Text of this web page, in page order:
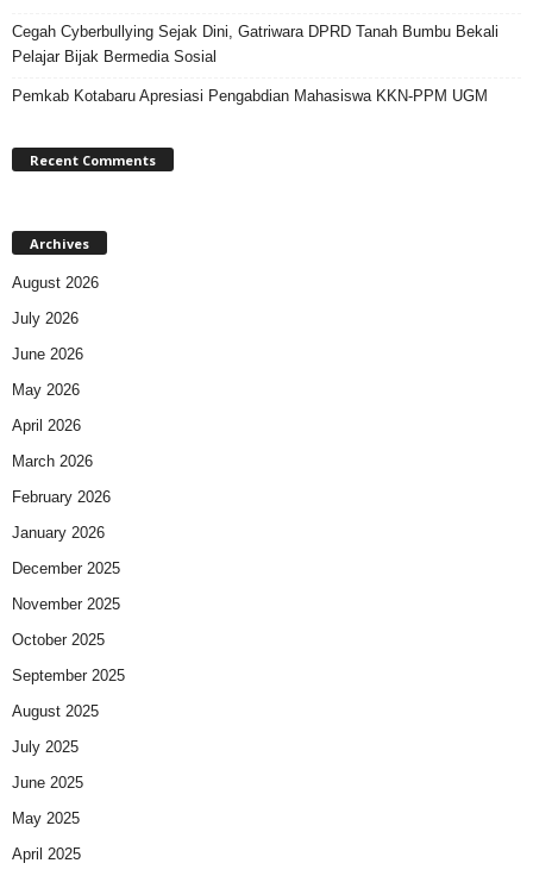
Cegah Cyberbullying Sejak Dini, Gatriwara DPRD Tanah Bumbu Bekali
Pelajar Bijak Bermedia Sosial
Pemkab Kotabaru Apresiasi Pengabdian Mahasiswa KKN-PPM UGM
Recent Comments
Archives
August 2026
July 2026
June 2026
May 2026
April 2026
March 2026
February 2026
January 2026
December 2025
November 2025
October 2025
September 2025
August 2025
July 2025
June 2025
May 2025
April 2025